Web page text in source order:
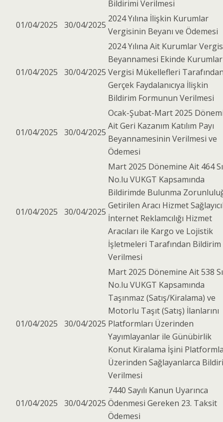
Bildirimi Verilmesi
01/04/2025
30/04/2025
2024 Yılına İlişkin Kurumlar
Vergisinin Beyanı ve Ödemesi
01/04/2025 30/04/2025
2024 Yılına Ait Kurumlar
Beyannamesi Ekinde Kurumlar
Vergisi Mükellefleri
Gerçek Faydalanıcıya İlişkin
Bildirim Formunun Verilmesi
01/04/2025 30/04/2025
Ocak-Şubat-Mart 2025
Ait Geri Kazanım Katılım Payı
Beyannamesinin Verilmesi ve
Ödemesi
01/04/2025 30/04/2025
Mart 2025 Dönemine Ait 464
No.lu VUKGT Kapsamında
Bildirimde Bulunma
Getirilen Aracı Hizmet
İnternet Reklamcılığı Hizmet
Aracıları ile Kargo ve Lojistik
İşletmeleri Tarafından Bildirim
Verilmesi
01/04/2025 30/04/2025
Mart 2025 Dönemine Ait 538
No.lu VUKGT Kapsamında
Taşınmaz (Satış/Kiralama) ve
Motorlu Taşıt (Satış) İlanlarını
Platformları Üzerinden
Yayımlayanlar ile Günübirlik
Konut Kiralama İşini
Üzerinden Sağlayanlarca
Verilmesi
01/04/2025 30/04/2025
7440 Sayılı Kanun Uyarınca
Ödenmesi Gereken 23. Taksit
Ödemesi